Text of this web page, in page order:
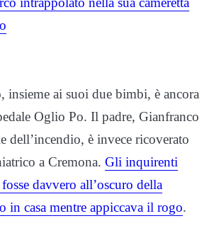
insieme ai suoi due bimbi, è ancora
Oglio Po. Il padre, Gianfranco
dell’incendio, è invece ricoverato
a Cremona. Gli inquirenti
davvero all’oscuro della
in casa mentre appiccava il rogo.